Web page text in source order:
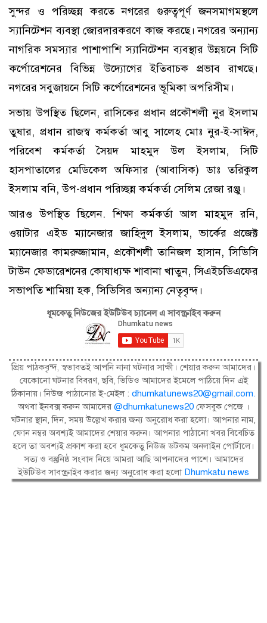
সুন্দর ও পরিচ্ছন্ন করতে নগরের গুরুত্বপূর্ণ জনসমাগমস্থলে
স্যানিটেশন ব্যবস্থা জোরদারকরণে কাজ করছে। নগরের অন্যান্য
নাগরিক সমস্যার পাশাপাশি স্যানিটেশন ব্যবস্থার উন্নয়নে সিটি
কর্পোরেশনের বিভিন্ন উদ্যোগের ইতিবাচক প্রভাব রাখছে।
নগরের সবুজায়নে সিটি কর্পোরেশনের ভূমিকা অপরিসীম।
সভায় উপস্থিত ছিলেন, রাসিকের প্রধান প্রকৌশলী নুর ইসলাম
তুষার, প্রধান রাজস্ব কর্মকর্তা আবু সালেহ মোঃ নুর-ই-সাঈদ,
পরিবেশ কর্মকর্তা সৈয়দ মাহমুদ উল ইসলাম, সিটি
হাসপাতালের মেডিকেল অফিসার (আবাসিক) ডাঃ তরিকুল
ইসলাম বনি, উপ-প্রধান পরিচ্ছন্ন কর্মকর্তা সেলিম রেজা রঞ্জু।
আরও উপস্থিত ছিলেন. শিক্ষা কর্মকর্তা আল মাহমুদ রনি,
ওয়াটার এইড ম্যানেজার জাহিদুল ইসলাম, ভার্কের প্রজেক্ট
ম্যানেজার কামরুজ্জামান, প্রকৌশলী তানিজল হাসান, সিডিসি
টাউন ফেডারেশনের কোষাধ্যক্ষ শাবানা খাতুন, সিএইচডিএফের
সভাপতি শামিয়া হক, সিডিসির অন্যান্য নেতৃবৃন্দ।
ধূমকেতু নিউজের ইউটিউব চ্যানেল এ সাবস্ক্রাইব করুন
প্রিয় পাঠকবৃন্দ, স্বভাবতই আপনি নানা ঘটনার সাক্ষী। শেয়ার করুন আমাদের।
যেকোনো ঘটনার বিবরণ, ছবি, ভিডিও আমাদের ইমেলে পাঠিয়ে দিন এই
ঠিকানায়। নিউজ পাঠানোর ই-মেইল : dhumkatunews20@gmail.com.
অথবা ইনবক্স করুন আমাদের@dhumkatunews20 ফেসবুক পেজে ।
ঘটনার স্থান, দিন, সময় উল্লেখ করার জন্য অনুরোধ করা হলো। আপনার নাম,
ফোন নম্বর অবশ্যই আমাদের শেয়ার করুন। আপনার পাঠানো খবর বিবেচিত
হলে তা অবশ্যই প্রকাশ করা হবে ধূমকেতু নিউজ ডটকম অনলাইন পোর্টালে।
সত্য ও বস্তুনিষ্ঠ সংবাদ নিয়ে আমরা আছি আপনাদের পাশে। আমাদের
ইউটিউব সাবস্ক্রাইব করার জন্য অনুরোধ করা হলো Dhumkatu news